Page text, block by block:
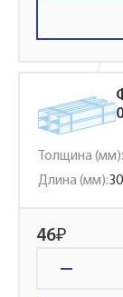
Толщина (мм):
Длина (мм):
46₽